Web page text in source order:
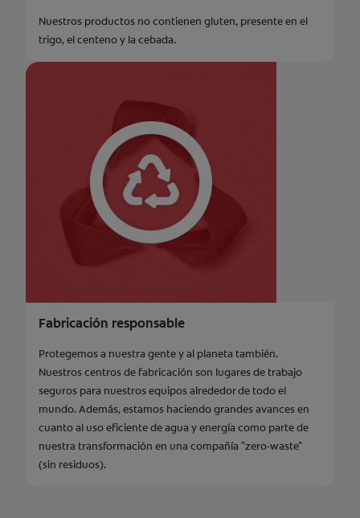
Nuestros productos no contienen gluten, presente en el
trigo, el centeno y la cebada.
Fabricación responsable
Protegemos a nuestra gente y al planeta también.
Nuestros centros de fabricación son lugares de trabajo
seguros para nuestros equipos alrededor de todo el
mundo. Además, estamos haciendo grandes avances en
cuanto al uso eficiente de agua y energía como parte de
nuestra transformación en una compañía "zero-waste"
(sin residuos).